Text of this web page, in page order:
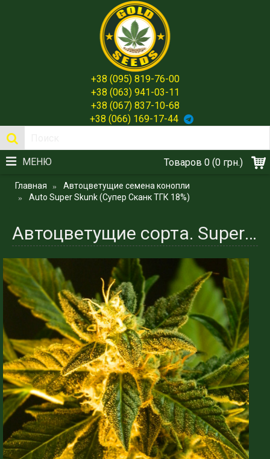
+38 (095) 819-76-00
+38 (063) 941-03-11
+38 (067) 837-10-68
+38 (066) 169-17-44
Товаров 0 (0 грн.)
МЕНЮ
Главная
Автоцветущие семена конопли
Auto Super Skunk (Супер Сканк ТГК 18%)
Автоцветущие сорта. Super Skunk (Супер Сканк ТГК 18%)